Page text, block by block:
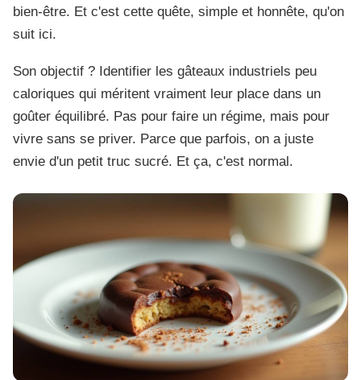
bien-être. Et c'est cette quête, simple et honnête, qu'on
suit ici.
Son objectif ? Identifier les gâteaux industriels peu
caloriques qui méritent vraiment leur place dans un
goûter équilibré. Pas pour faire un régime, mais pour
vivre sans se priver. Parce que parfois, on a juste
envie d'un petit truc sucré. Et ça, c'est normal.